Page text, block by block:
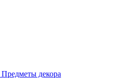
Предметы декора